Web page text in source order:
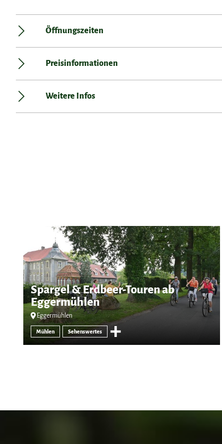
Öffnungszeiten
Preisinformationen
Weitere Infos
Spargel & Erdbeer-Touren ab
Eggermühlen
Eggermühlen
Mühlen Sehenswertes